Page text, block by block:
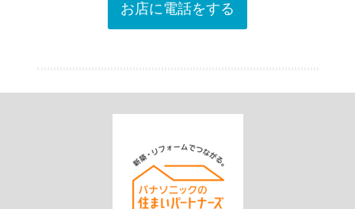
お店に電話をする